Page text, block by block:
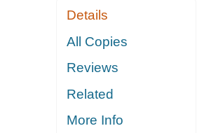
Details
All Copies
Reviews
Related
More Info